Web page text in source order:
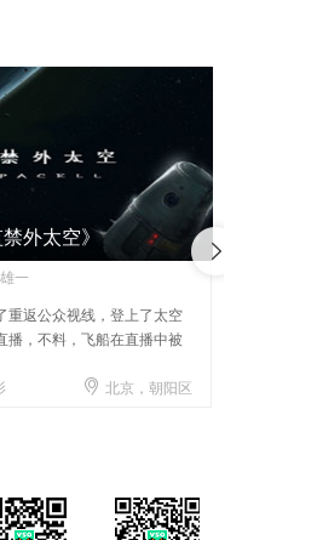
禁外太空》
重返公众视线，登上了太空
播，不料，飞船在直播中被
一
 北京，朝阳区